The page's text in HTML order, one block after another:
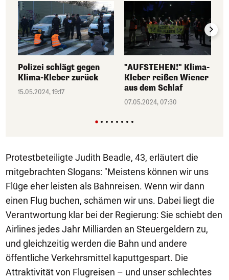
Polizei schlägt gegen
Klima-Kleber zurück
15.05.2024, 19:17
"AUFSTEHEN!" Klima-
Kleber reißen Wiener
aus dem Schlaf
07.05.2024, 07:30
Protestbeteiligte Judith Beadle, 43, erläutert die
mitgebrachten Slogans: "Meistens können wir uns
Flüge eher leisten als Bahnreisen. Wenn wir dann
einen Flug buchen, schämen wir uns. Dabei liegt die
Verantwortung klar bei der Regierung: Sie schiebt den
Airlines jedes Jahr Milliarden an Steuergeldern zu,
und gleichzeitig werden die Bahn und andere
öffentliche Verkehrsmittel kaputtgespart. Die
Attraktivität von Flugreisen – und unser schlechtes